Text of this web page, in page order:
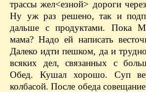
трассы жел<езной> дороги
Ну уж раз решено, так и
дальше с продуктами. Пока
мама? Надо ей написать
Далеко идти пешком, да и
всяких дел, связанных с
Обед. Кушал хорошо. Суп
колбасой. После обеда